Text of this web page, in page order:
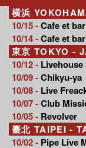
横浜
10/15 -Cafe et
10/14 -Cafe et
東京 TOKYO -
10/12 -
10/09 -Chikyu-ya
10/08 - Live
10/07 -Club
10/05 - Revolver
臺北 TAIPEI -
10/02 - Pipe Live